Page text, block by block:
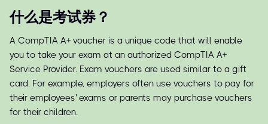
什么是考试券？
A CompTIA A+ voucher is a unique code that will enable
you to take your exam at an authorized CompTIA A+
Service Provider. Exam vouchers are used similar to a gift
card. For example, employers often use vouchers to pay for
their employees' exams or parents may purchase vouchers
for their children.